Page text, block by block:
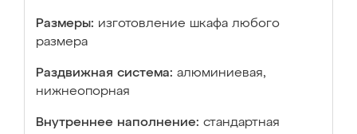
Размеры: изготовление шкафа любого
размера
Раздвижная система: алюминиевая,
нижнеопорная
Внутреннее наполнение: стандартная